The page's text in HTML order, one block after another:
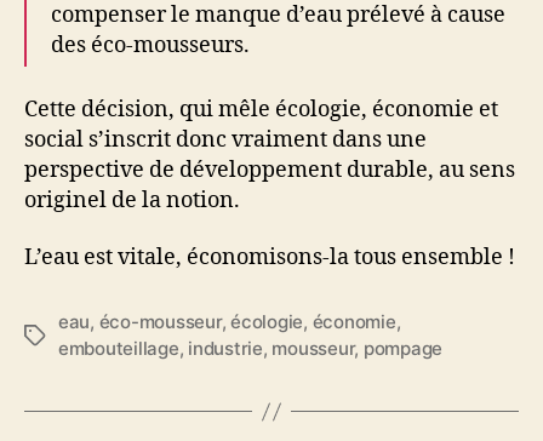
compenser le manque d’eau prélevé à cause
des éco-mousseurs.
Cette décision, qui mêle écologie, économie et
social s’inscrit donc vraiment dans une
perspective de développement durable, au sens
originel de la notion.
L’eau est vitale, économisons-la tous ensemble !
Étiquettes
eau, éco-mousseur,écologie, économie,
embouteillage, industrie, mousseur, pompage